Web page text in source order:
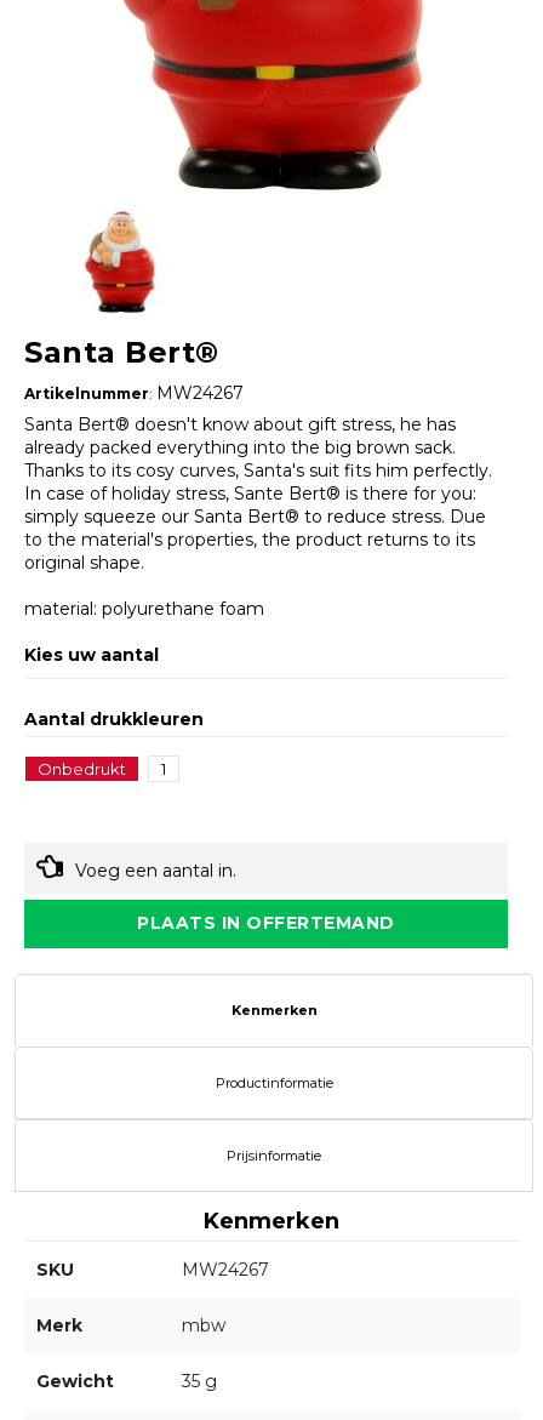
Santa Bert®
Artikelnummer: MW24267
Santa Bert® doesn't know about gift stress, he has
already packed everything into the big brown sack.
Thanks to its cosy curves, Santa's suit fits him perfectly.
In case of holiday stress, Sante Bert® is there for you:
simply squeeze our Santa Bert® to reduce stress. Due
to the material's properties, the product returns to its
original shape.
material: polyurethane foam
Kies uw aantal
Aantal drukkleuren
Onbedrukt 1
Voeg een aantal in.
PLAATS IN OFFERTEMAND
Kenmerken
Productinformatie
Prijsinformatie
Kenmerken
SKU MW24267
Merk mbw
Gewicht 35 g